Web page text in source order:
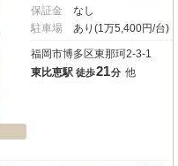
保証金
なし
駐車場
あり(1万5,400円/台)
福岡市博多区東那珂2-3-1
東比恵駅 徒歩21分 他